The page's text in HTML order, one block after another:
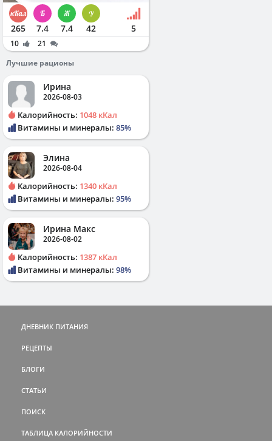
265 7.4 7.4 42 5
10
21
Лучшие рационы
Ирина
2026-08-03
Калорийность: 1048 кКал
Витамины и минералы: 85%
Элина
2026-08-04
Калорийность: 1340 кКал
Витамины и минералы: 95%
Ирина Макс
2026-08-02
Калорийность: 1387 кКал
Витамины и минералы: 98%
ДНЕВНИК ПИТАНИЯ
РЕЦЕПТЫ
БЛОГИ
СТАТЬИ
ПОИСК
ТАБЛИЦА КАЛОРИЙНОСТИ